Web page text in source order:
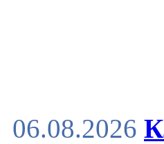
06.08.2026